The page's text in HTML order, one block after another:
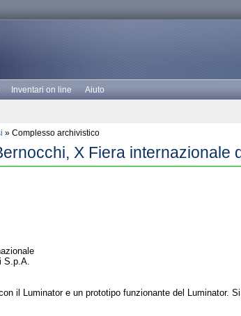
Inventari on line Aiuto
» Complesso archivistico
X Fiera internazionale
S.p.A.
il Luminator e un prototipo funzionante del Luminator.